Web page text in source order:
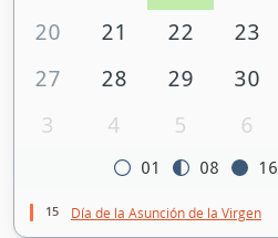
20
21 22 23
27
28 29 30
3
4 5 6
01 08 16
15 Día de la Asunción de la Virgen